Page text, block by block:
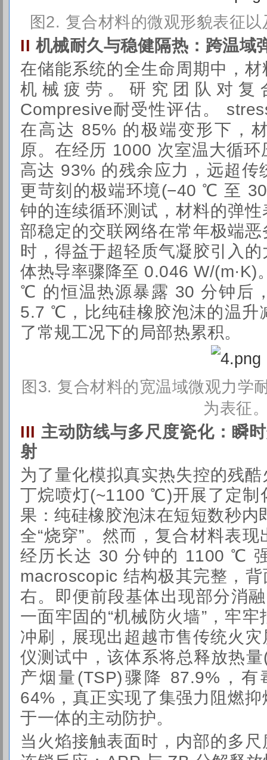
图 2. 复合材料的微观形貌表征
II 机械耐久与稳健隔热：跨温域
在储能系统的全生命周期中，
机械疲劳。研究团队对复
Compresive耐受性评估。
在高达 85% 的极端变形下，
原。在经历 1000 次室温大循
高达 93% 的残余应力，远超
更苛刻的极端环境(−40 ℃ 至
钟的连续循环测试，材料的弹
部稳定的交联网络在常年极端
时，得益于超轻质气凝胶引入
体热导率骤降至 0.046 W/(m·K)
℃ 的恒温热源暴露 30 分钟后
5.7 ℃，比纯硅橡胶泡沫的温升
了常规工况下的局部热累积。
图 3. 复合材料的宽温域微观力学
为表征
III 主动防线与多尺度瓷化：瞬
射
为了量化模拟真实热失控的残
丁烷喷灯(~1100 ℃)开展了定制
果：纯硅橡胶泡沫在短短数秒
全“烧穿”。然而，复合材料表
经历长达 30 分钟的 1100 ℃
macroscopic 结构极其完整，
右。即便前段基体出现部分消
一面牢固的“机械防火墙”，牢
冲刷，展现出超越市售传统火
仪测试中，该体系将总释放热
产烟量(TSP)骤降 87.9%，
64%，真正实现了集强力阻燃
于一体的主动防护。
当火焰接触表面时，内部的多